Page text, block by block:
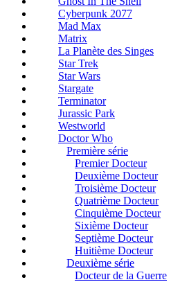
Cyberpunk 2077
Mad Max
Matrix
La Planète des Singes
Star Trek
Star Wars
Stargate
Terminator
Jurassic Park
Westworld
Doctor Who
Première série
Premier Docteur
Deuxième Docteur
Troisième Docteur
Quatrième Docteur
Cinquième Docteur
Sixième Docteur
Septième Docteur
Huitième Docteur
Deuxième série
Docteur de la Guerre